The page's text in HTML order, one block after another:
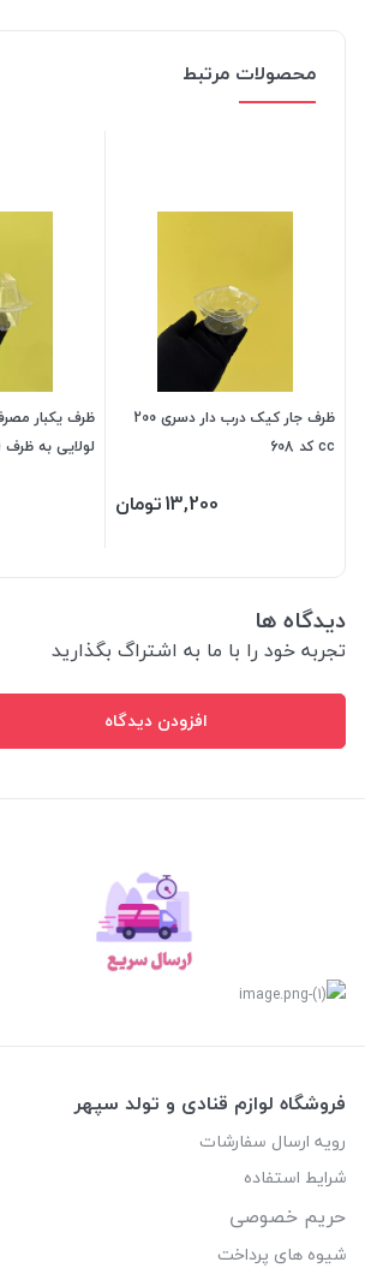
محصولات مرتبط
ظرف جار کیک درب دار دسری 200
cc کد 608
13,200تومان
ظرف یکبار
لولایی به ظرف
دیدگاه ها
تجربه خود را با ما به اشتراگ بگذارید
افزودن دیدگاه
فروشگاه لوازم قنادی و تولد سپهر
رویه ارسال سفارشات
شرایط استفاده
حریم خصوصی
شیوه های پرداخت